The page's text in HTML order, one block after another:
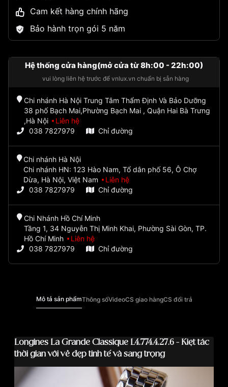
Cam kết hàng chính hãng
Bảo hành trọn gói 5 năm
Hệ thống cửa hàng(mở cửa từ 8h:00 - 22h:00)
vui lòng liên hệ trước để vnlux.vn chuẩn bị sẵn hàng
Chi nhánh Hà Nội Trung Tâm Thẩm Định Và Bảo Dưỡng
38 phố Bạch Mai,Phường Bạch Mai , Quận Hai Bà Trưng
,Hà Nội
Liên hệ
038 7827979
Chỉ đường
Chi nhánh Hà Nội
Chi nhánh HN: 123 Hào Nam, Tổ dân phố 56, Ô Chợ
Dừa, Hà Nội, Việt Nam
Liên hệ
038 7827979
Chỉ đường
Chi Nhánh Hồ Chí Minh
Tầng 1, 34 Nguyễn Thị Minh Khai, Phường Sài Gòn, TP.
Hồ Chí Minh
Liên hệ
038 7827979
Chỉ đường
Mô tả sản phẩmThông sốVideoCS giao hàngCS đổi trả
Longines La Grande Classique L4.774.4.27.6 - Kiệt tác
thời gian với vẻ đẹp tinh tế và sang trọng